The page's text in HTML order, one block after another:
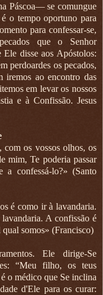
Páscoa— se comungue
o tempo oportuno para
para confessar-se,
que o Senhor
disse aos Apóstolos:
perdoardes os pecados,
iremos ao encontro das
em levar os nossos
e à Confissão. Jesus
com os vossos olhos, os
mim, Te poderia passar
a confessá-lo?» (Santo
é como ir à lavandaria.
A confissão é
qual somos» (Francisco)
Ele dirige-Se
“Meu filho, os teus
o médico que Se inclina
d'Ele para os curar: